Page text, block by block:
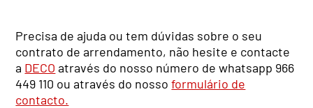
Precisa de ajuda ou tem dúvidas sobre o seu
contrato de arrendamento, não hesite e contacte
a DECO através do nosso número de whatsapp 966
449 110 ou através do nossoformulário de
contacto.